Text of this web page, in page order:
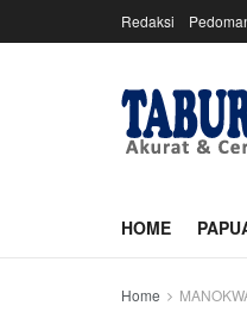
Redaksi
HOME
Home